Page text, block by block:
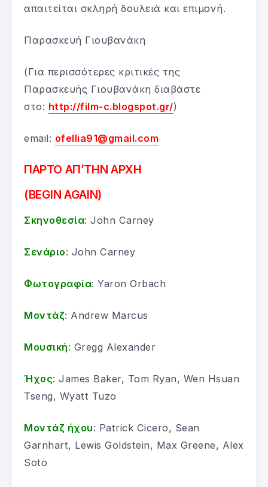
απαιτείται σκληρή δουλειά και επιμονή.
Παρασκευή Γιουβανάκη
(Για περισσότερες κριτικές της
Παρασκευής Γιουβανάκη διαβάστε
στο: http://film-c.blogspot.gr/)
email: ofellia91@gmail.com
ΠΑΡΤΟ ΑΠ’ΤΗΝ ΑΡΧΗ
(BEGIN AGAIN)
Σκηνοθεσία: John Carney
Σενάριο: John Carney
Φωτογραφία: Yaron Orbach
Μοντάζ: Andrew Marcus
Μουσική: Gregg Alexander
Ήχος: James Baker, Tom Ryan, Wen Hsuan
Tseng, Wyatt Tuzo
Μοντάζ ήχου: Patrick Cicero, Sean
Garnhart, Lewis Goldstein, Max Greene, Alex
Soto